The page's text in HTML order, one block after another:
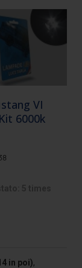
VI
6000k
in poi),